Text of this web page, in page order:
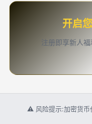
开启
注册即享新人
⚠ 风险提示:加密货币